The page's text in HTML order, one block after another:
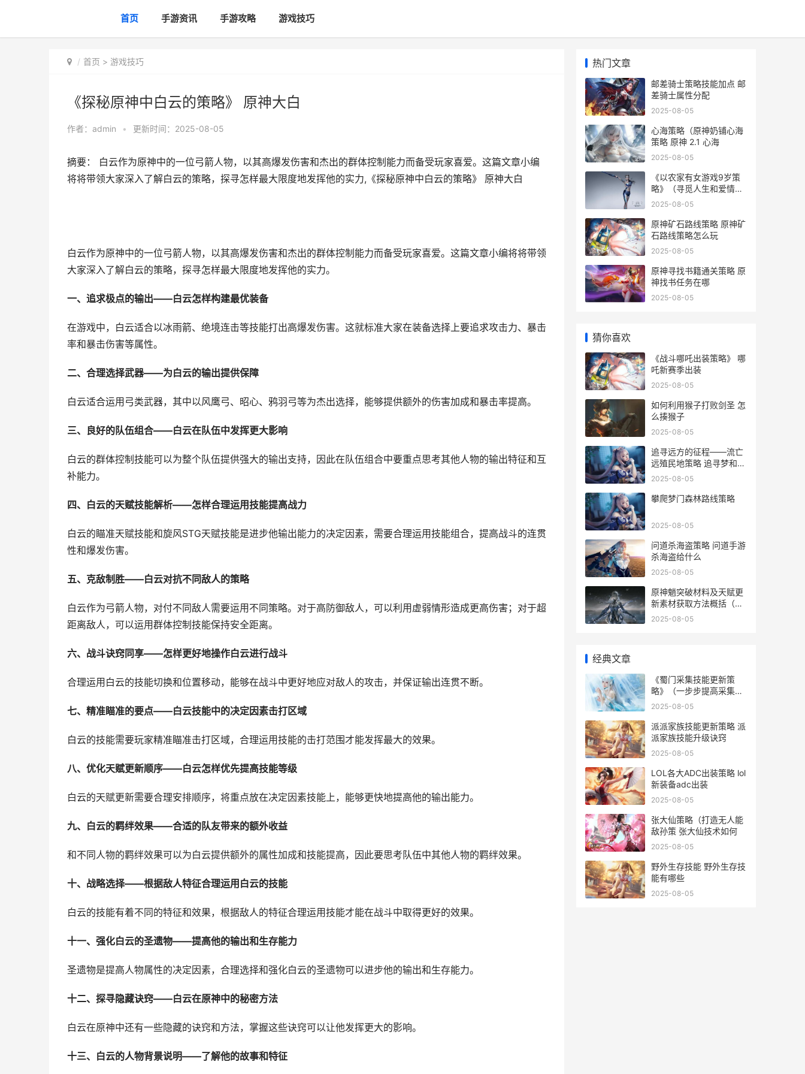
首页 手游资讯 手游攻略 游戏技巧
首页 > 游戏技巧
《探秘原神中白云的策略》 原神大白
作者： admin • 更新时间：2025-08-05
摘要： 白云作为原神中的一位弓箭人物，以其高爆发伤害和杰出的群体控制能力而备受玩家喜爱。这篇文章小编
将将带领大家深入了解白云的策略，探寻怎样最大限度地发挥他的实力,《探秘原神中白云的策略》 原神大白
白云作为原神中的一位弓箭人物，以其高爆发伤害和杰出的群体控制能力而备受玩家喜爱。这篇文章小编将将带领
大家深入了解白云的策略，探寻怎样最大限度地发挥他的实力。
一、追求极点的输出——白云怎样构建最优装备
在游戏中，白云适合以冰雨箭、绝境连击等技能打出高爆发伤害。这就标准大家在装备选择上要追求攻击力、暴击
率和暴击伤害等属性。
二、合理选择武器——为白云的输出提供保障
白云适合运用弓类武器，其中以风鹰弓、昭心、鸦羽弓等为杰出选择，能够提供额外的伤害加成和暴击率提高。
三、良好的队伍组合——白云在队伍中发挥更大影响
白云的群体控制技能可以为整个队伍提供强大的输出支持，因此在队伍组合中要重点思考其他人物的输出特征和互
补能力。
四、白云的天赋技能解析——怎样合理运用技能提高战力
白云的瞄准天赋技能和旋风STG天赋技能是进步他输出能力的决定因素，需要合理运用技能组合，提高战斗的连贯
性和爆发伤害。
五、克敌制胜——白云对抗不同敌人的策略
白云作为弓箭人物，对付不同敌人需要运用不同策略。对于高防御敌人，可以利用虚弱情形造成更高伤害；对于超
距离敌人，可以运用群体控制技能保持安全距离。
六、战斗诀窍同享——怎样更好地操作白云进行战斗
合理运用白云的技能切换和位置移动，能够在战斗中更好地应对敌人的攻击，并保证输出连贯不断。
七、精准瞄准的要点——白云技能中的决定因素击打区域
白云的技能需要玩家精准瞄准击打区域，合理运用技能的击打范围才能发挥最大的效果。
八、优化天赋更新顺序——白云怎样优先提高技能等级
白云的天赋更新需要合理安排顺序，将重点放在决定因素技能上，能够更快地提高他的输出能力。
九、白云的羁绊效果——合适的队友带来的额外收益
和不同人物的羁绊效果可以为白云提供额外的属性加成和技能提高，因此要思考队伍中其他人物的羁绊效果。
十、战略选择——根据敌人特征合理运用白云的技能
白云的技能有着不同的特征和效果，根据敌人的特征合理运用技能才能在战斗中取得更好的效果。
十一、强化白云的圣遗物——提高他的输出和生存能力
圣遗物是提高人物属性的决定因素，合理选择和强化白云的圣遗物可以进步他的输出和生存能力。
十二、探寻隐藏诀窍——白云在原神中的秘密方法
白云在原神中还有一些隐藏的诀窍和方法，掌握这些诀窍可以让他发挥更大的影响。
十三、白云的人物背景说明——了解他的故事和特征
热门文章
邮差骑士策略技能加点 邮
差骑士属性分配
2025-08-05
心海策略（原神奶铺心海
策略 原神 2.1 心海
2025-08-05
《以农家有女游戏9岁策
略》（寻觅人生和爱情的
奇妙冒险 农家有女来种田
2025-08-05
原神矿石路线策略 原神矿
石路线策略怎么玩
2025-08-05
原神寻找书籍通关策略 原
神找书任务在哪
2025-08-05
猜你喜欢
《战斗哪吒出装策略》 哪
吒新赛季出装
2025-08-05
如何利用猴子打败剑圣 怎
么揍猴子
2025-08-05
追寻远方的征程——流亡
远殖民地策略 追寻梦和远
方
2025-08-05
攀爬梦门森林路线策略
2025-08-05
问道杀海盗策略 问道手游
杀海盗给什么
2025-08-05
原神魈突破材料及天赋更
新素材获取方法概括（从
哪里获取各种突破材料和
2025-08-05
经典文章
《蜀门采集技能更新策
略》（一步步提高采集技
能 蜀门采矿分布图
2025-08-05
派派家族技能更新策略 派
派家族技能升级诀窍
2025-08-05
LOL各大ADC出装策略 lol
新装备adc出装
2025-08-05
张大仙策略（打造无人能
敌孙策 张大仙技术如何
2025-08-05
野外生存技能 野外生存技
能有哪些
2025-08-05